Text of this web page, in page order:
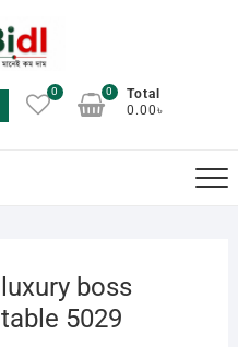
0
Total
0.00৳
0
luxury boss
table 5029